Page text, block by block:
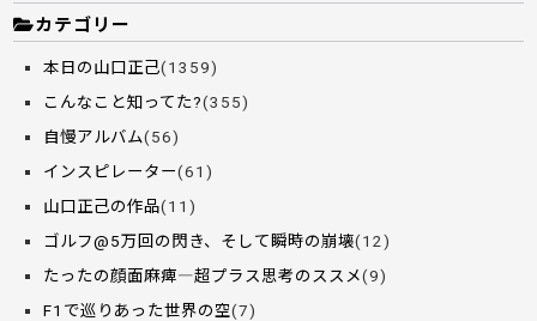
カテゴリー
本日の山口正己(1359)
こんなこと知ってた?(355)
自慢アルバム(56)
インスピレーター(61)
山口正己の作品(11)
ゴルフ@5万回の閃き、そして瞬時の崩壊(12)
たったの顔面麻痺―超プラス思考のススメ(9)
F1で巡りあった世界の空(7)